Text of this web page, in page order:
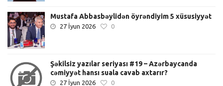
Mustafa Abbasbəylidən öyrəndiyim 5 xüsusiyyət
27 İyun 2026 0
Şəkilsiz yazılar seriyası #19 – Azərbaycanda
cəmiyyət hansı suala cavab axtarır?
27 İyun 2026 0